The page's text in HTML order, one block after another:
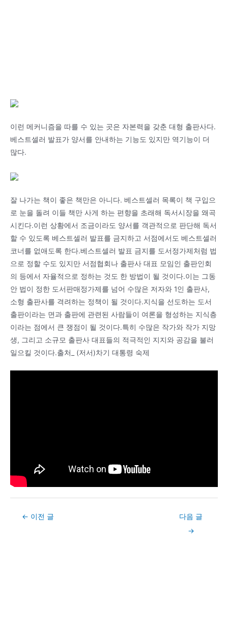
이런 메커니즘을 따를 수 있는 곳은 자본력을 갖춘 대형 출판사다.
베스트셀러 발표가 양서를 안내하는 기능도 있지만 역기능이 더
많다.
잘 나가는 책이 좋은 책만은 아니다. 베스트셀러 목록이 책 구입으
로 눈을 돌려 이들 책만 사게 하는 편향을 초래해 독서시장을 왜곡
시킨다.이런 상황에서 조금이라도 양서를 객관적으로 판단해 독서
할 수 있도록 베스트셀러 발표를 금지하고 서점에서도 베스트셀러
코너를 없애도록 한다.베스트셀러 발표 금지를 도서정가제처럼 법
으로 정할 수도 있지만 서점협회나 출판사 대표 모임인 출판인회
의 등에서 자율적으로 정하는 것도 한 방법이 될 것이다.이는 그동
안 법이 정한 도서판매정가제를 넘어 수많은 저자와 1인 출판사,
소형 출판사를 격려하는 정책이 될 것이다.지식을 선도하는 도서
출판이라는 면과 출판에 관련된 사람들이 여론을 형성하는 지식층
이라는 점에서 큰 쟁점이 될 것이다.특히 수많은 작가와 작가 지망
생, 그리고 소규모 출판사 대표들의 적극적인 지지와 공감을 불러
일으킬 것이다.출처_ (저서)차기 대통령 숙제
Post← 이전 글
다음 글
→